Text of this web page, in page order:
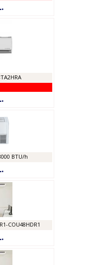
BTU/h
COU48HDR1